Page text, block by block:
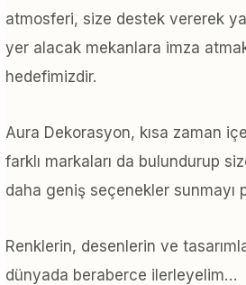
atmosferi, size destek vererek
yer alacak mekanlara imza
hedefimizdir.
Aura Dekorasyon, kısa zaman
farklı markaları da bulundurup
daha geniş seçenekler sunmayı
Renklerin, desenlerin ve
dünyada beraberce ilerleyelim…